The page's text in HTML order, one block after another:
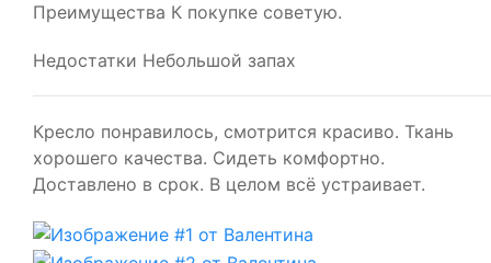
Преимущества К покупке советую.
Недостатки Небольшой запах
Кресло понравилось, смотрится красиво. Ткань
хорошего качества. Сидеть комфортно.
Доставлено в срок. В целом всё устраивает.